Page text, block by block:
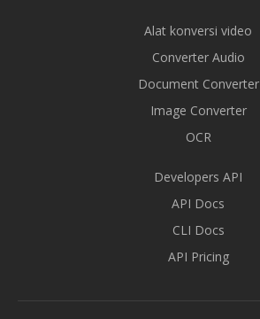
Alat konversi video
Converter Audio
Document Converter
Image Converter
OCR
Developers API
API Docs
CLI Docs
API Pricing